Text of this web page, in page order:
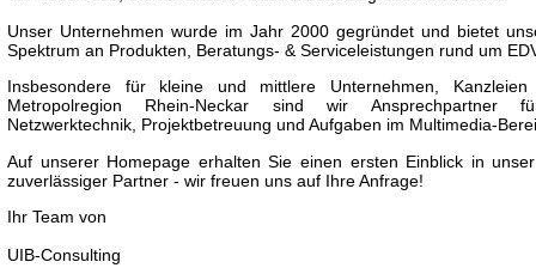
Unser Unternehmen wurde im Jahr 2000 gegründet und bietet
Spektrum an Produkten, Beratungs- & Serviceleistungen rund um
Insbesondere für kleine und mittlere Unternehmen,
Metropolregion Rhein-Neckar sind wir Ansprechpartner
Netzwerktechnik, Projektbetreuung und Aufgaben im Multimedia-
Auf unserer Homepage erhalten Sie einen ersten Einblick in
zuverlässiger Partner - wir freuen uns auf Ihre Anfrage!
Ihr Team von
UIB-Consulting